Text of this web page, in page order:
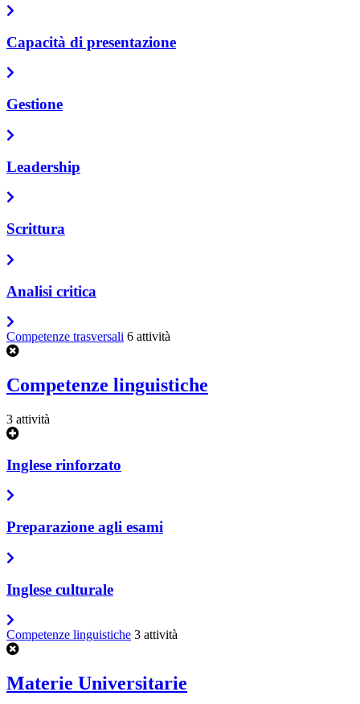
Capacità di presentazione
Gestione
Leadership
Scrittura
Analisi critica
Competenze trasversali 6 attività
Competenze linguistiche
3 attività
Inglese rinforzato
Preparazione agli esami
Inglese culturale
Competenze linguistiche 3 attività
Materie Universitarie